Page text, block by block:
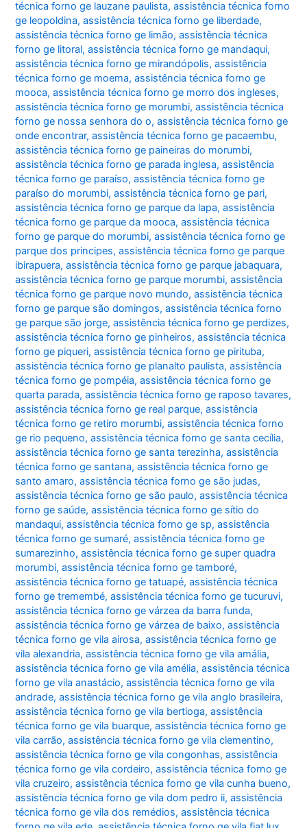
técnica forno ge lauzane paulista,assistência técnica forno
ge leopoldina,assistência técnica forno ge liberdade,
assistência técnica forno ge limão,assistência técnica
forno ge litoral,assistência técnica forno ge mandaqui,
assistência técnica forno ge mirandópolis,assistência
técnica forno ge moema,assistência técnica forno ge
mooca,assistência técnica forno ge morro dos ingleses,
assistência técnica forno ge morumbi,assistência técnica
forno ge nossa senhora do o,assistência técnica forno ge
onde encontrar,assistência técnica forno ge pacaembu,
assistência técnica forno ge paineiras do morumbi,
assistência técnica forno ge parada inglesa,assistência
técnica forno ge paraíso,assistência técnica forno ge
paraíso do morumbi,assistência técnica forno ge pari,
assistência técnica forno ge parque da lapa,assistência
técnica forno ge parque da mooca,assistência técnica
forno ge parque do morumbi,assistência técnica forno ge
parque dos principes,assistência técnica forno ge parque
ibirapuera,assistência técnica forno ge parque jabaquara,
assistência técnica forno ge parque morumbi,assistência
técnica forno ge parque novo mundo,assistência técnica
forno ge parque são domingos,assistência técnica forno
ge parque são jorge,assistência técnica forno ge perdizes,
assistência técnica forno ge pinheiros,assistência técnica
forno ge piqueri,assistência técnica forno ge pirituba,
assistência técnica forno ge planalto paulista,assistência
técnica forno ge pompéia,assistência técnica forno ge
quarta parada,assistência técnica forno ge raposo tavares,
assistência técnica forno ge real parque,assistência
técnica forno ge retiro morumbi,assistência técnica forno
ge rio pequeno,assistência técnica forno ge santa cecília,
assistência técnica forno ge santa terezinha,assistência
técnica forno ge santana,assistência técnica forno ge
santo amaro,assistência técnica forno ge são judas,
assistência técnica forno ge são paulo,assistência técnica
forno ge saúde,assistência técnica forno ge sítio do
mandaqui,assistência técnica forno ge sp,assistência
técnica forno ge sumaré,assistência técnica forno ge
sumarezinho,assistência técnica forno ge super quadra
morumbi,assistência técnica forno ge tamboré,
assistência técnica forno ge tatuapé,assistência técnica
forno ge tremembé,assistência técnica forno ge tucuruvi,
assistência técnica forno ge várzea da barra funda,
assistência técnica forno ge várzea de baixo,assistência
técnica forno ge vila airosa,assistência técnica forno ge
vila alexandria,assistência técnica forno ge vila amália,
assistência técnica forno ge vila amélia,assistência técnica
forno ge vila anastácio,assistência técnica forno ge vila
andrade,assistência técnica forno ge vila anglo brasileira,
assistência técnica forno ge vila bertioga,assistência
técnica forno ge vila buarque,assistência técnica forno ge
vila carrão,assistência técnica forno ge vila clementino,
assistência técnica forno ge vila congonhas,assistência
técnica forno ge vila cordeiro,assistência técnica forno ge
vila cruzeiro,assistência técnica forno ge vila cunha bueno,
assistência técnica forno ge vila dom pedro ii,assistência
técnica forno ge vila dos remédios,assistência técnica